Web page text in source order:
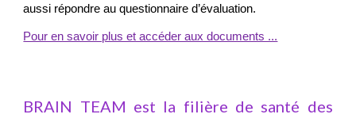
aussi répondre au questionnaire d’évaluation.
Pour en savoir plus et accéder aux documents ...
BRAIN TEAM est la filière de santé des